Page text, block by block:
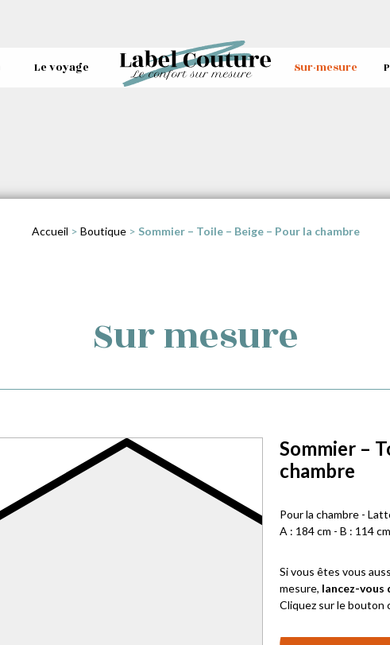
Le voyage Sur-mesure
Accueil > Boutique> Sommier – Toile – Beige – Pour la chambre
Sur mesure
Sommier –
chambre
Pour la chambre -
A : 184 cm - B : 114 cm
Si vous êtes vous
mesure, lancez-
Cliquez sur le bouton